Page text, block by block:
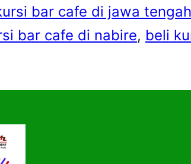
bar cafe di jawa tengah
bar cafe di nabire, beli